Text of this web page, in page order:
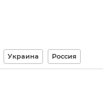
Украина Россия